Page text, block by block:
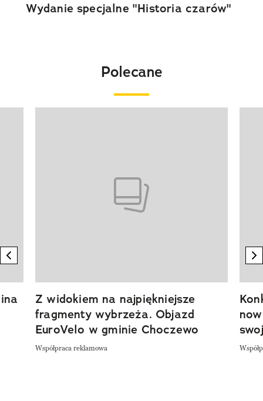
Wydanie specjalne "Historia czarów"
Polecane
previous element
Z widokiem na najpiękniejsze
fragmenty wybrzeża. Objazd
EuroVelo w gminie Choczewo
Współpraca reklamowa